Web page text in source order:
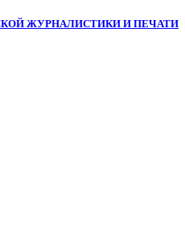
ЖУРНАЛИСТИКИ И ПЕЧАТИ